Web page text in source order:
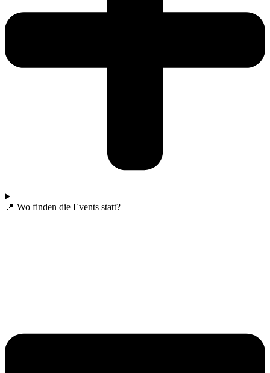
📍 Wo finden die Events statt?